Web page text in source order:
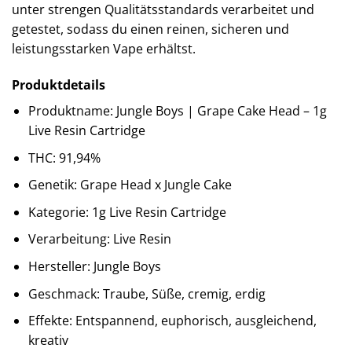
unter strengen Qualitätsstandards verarbeitet und
getestet, sodass du einen reinen, sicheren und
leistungsstarken Vape erhältst.
Produktdetails
Produktname: Jungle Boys | Grape Cake Head – 1g
Live Resin Cartridge
THC: 91,94%
Genetik: Grape Head x Jungle Cake
Kategorie: 1g Live Resin Cartridge
Verarbeitung: Live Resin
Hersteller: Jungle Boys
Geschmack: Traube, Süße, cremig, erdig
Effekte: Entspannend, euphorisch, ausgleichend,
kreativ